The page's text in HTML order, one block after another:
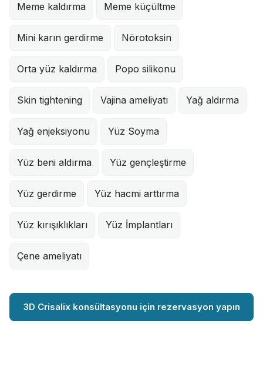
Meme kaldırma Meme küçültme
Mini karın gerdirme Nörotoksin
Orta yüz kaldırma Popo silikonu
Skin tightening Vajina ameliyatı Yağ aldırma
Yağ enjeksiyonu Yüz Soyma
Yüz beni aldırma Yüz gençleştirme
Yüz gerdirme Yüz hacmi arttırma
Yüz kırışıklıkları Yüz İmplantları
Çene ameliyatı
3D Crisalix konsültasyonu için rezervasyon yapın